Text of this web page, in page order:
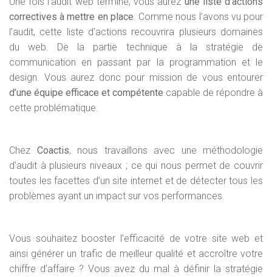
correctives à mettre en place . Comme nous l’avons vu pour
l’audit, cette liste d’actions recouvrira plusieurs domaines
du web. De la partie technique à la stratégie de
communication en passant par la programmation et le
design. Vous aurez donc pour mission de vous entourer
d’une équipe efficace et compétente capable de répondre à
cette problématique.
Chez Coactis, nous travaillons avec une méthodologie
d’audit à plusieurs niveaux ; ce qui nous permet de couvrir
toutes les facettes d’un site internet et de détecter tous les
problèmes ayant un impact sur vos performances.
Vous souhaitez booster l’efficacité de votre site web et
ainsi générer un trafic de meilleur qualité et accroître votre
chiffre d’affaire ? Vous avez du mal à définir la stratégie